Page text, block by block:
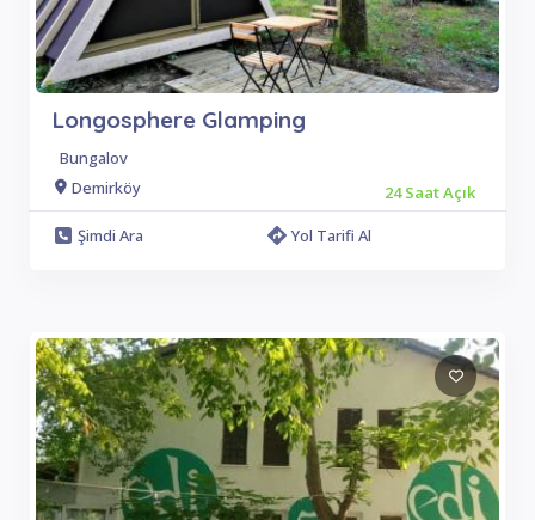
Longosphere Glamping
Bungalov
Demirköy
24 Saat Açık
Şimdi Ara
Yol Tarifi Al